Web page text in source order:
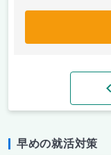
早めの就活対策